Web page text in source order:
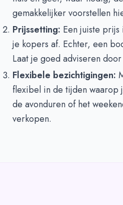
gemakkelijker voorstellen
Prijssetting: Een juiste
je kopers af. Echter, een
Laat je goed adviseren
Flexibele bezichtigingen:
flexibel in de tijden waarop
de avonduren of het
verkopen.